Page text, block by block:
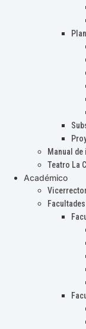
Manual de
Teatro La
Académico
Facultades